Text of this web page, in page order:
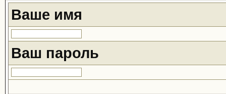
Ваше имя
Ваш пароль